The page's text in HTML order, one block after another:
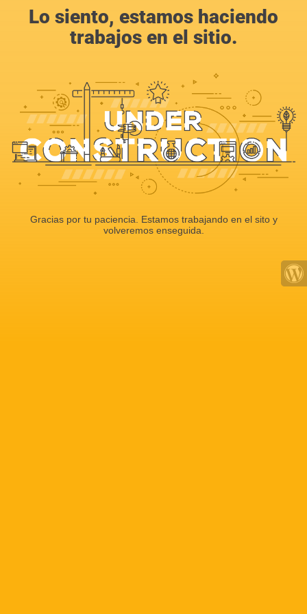
Lo siento, estamos haciendo
trabajos en el sitio.
Gracias por tu paciencia. Estamos trabajando en el sito y
volveremos enseguida.